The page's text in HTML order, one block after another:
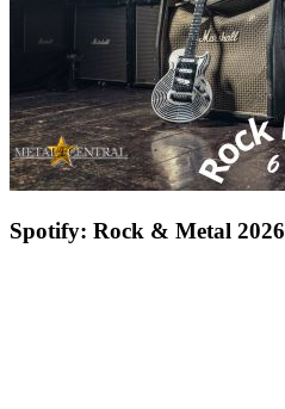
Spotify: Rock & Metal 2026